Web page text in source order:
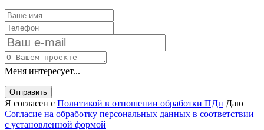
Меня интересует...
Отправить
Я согласен с Политикой в отношении обработки ПДн Даю
Согласие на обработку персональных данных в соответствии
с установленной формой